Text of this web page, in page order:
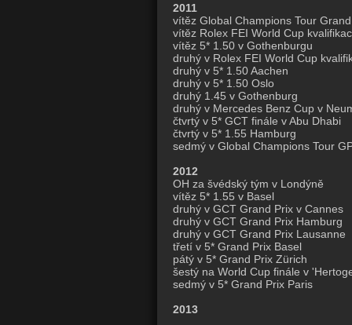
2011
vítěz Global Champions Tour
vítěz Rolex FEI World Cup
vítěz 5* 1.50 v Gothenburgu
druhý v Rolex FEI World Cup
druhý v 5* 1.50 Aachen
druhý v 5* 1.50 Oslo
druhý 1.45 v Gothenburg
druhý v Mercedes Benz Cup v
čtvrtý v 5* GCT finále v Abu Dhabi
čtvrtý v 5* 1.55 Hamburg
sedmý v Global Champions Tour
2012
OH za švédský tým v Londýně
vítěz 5* 1.55 v Basel
druhý v GCT Grand Prix v Cannes
druhý v GCT Grand Prix Hamburg
druhý v GCT Grand Prix Lausanne
třetí v 5* Grand Prix Basel
pátý v 5* Grand Prix Zürich
šestý na World Cup finále v
sedmý v 5* Grand Prix Paris
2013